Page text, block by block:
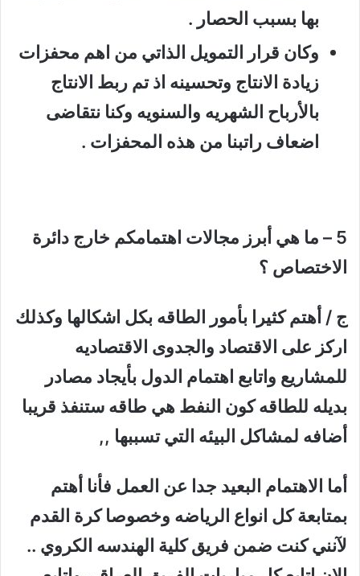
بها بسبب الحصار .
وكان قرار التمويل الذاتي من اهم محفزات
زيادة الانتاج وتحسينه اذ تم ربط الانتاج
بالأرباح الشهريه والسنويه وكنا نتقاضى
اضعاف راتبنا من هذه المحفزات .
5 – ما هي أبرز مجالات اهتمامكم خارج دائرة
الاختصاص ؟
ج / أهتم كثيرا بأمور الطاقه بكل اشكالها وكذلك
اركز على الاقتصاد والجدوى الاقتصاديه
للمشاريع واتابع اهتمام الدول بأيجاد مصادر
بديله للطاقه كون النفط هي طاقه ستنفذ قريبا
أضافه لمشاكل البيئه التي تسببها ,,
أما الاهتمام البعيد جدا عن العمل فأنا أهتم
بمتابعة كل انواع الرياضه وخصوصا كرة القدم
لآنني كنت ضمن فريق كلية الهندسه الكروي ..